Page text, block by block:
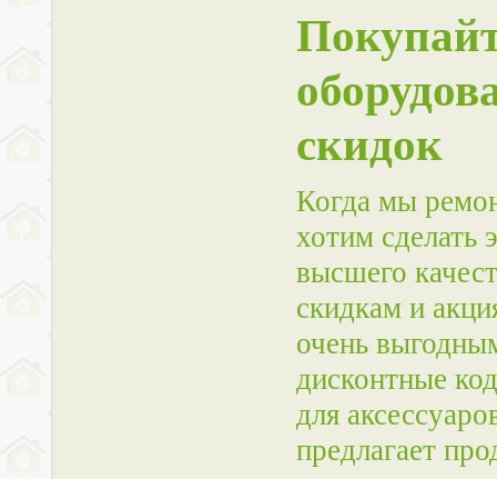
скидок
Когда мы
хотим сделать
высшего
скидкам и
очень
дисконтные
для
предлагает